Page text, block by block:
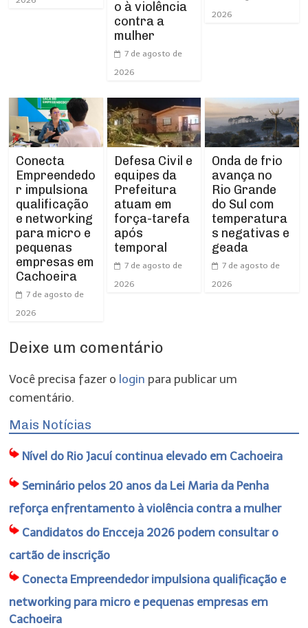
o à violência
contra a
mulher
7 de agosto de
2026
2026
Conecta
Empreendedo
r impulsiona
qualificação
e networking
para micro e
pequenas
empresas em
Cachoeira
7 de agosto de
2026
Defesa Civil e
equipes da
Prefeitura
atuam em
força-tarefa
após
temporal
7 de agosto de
2026
Onda de frio
avança no
Rio Grande
do Sul com
temperatura
s negativas e
geada
7 de agosto de
2026
Deixe um comentário
Você precisa fazer o login para publicar um
comentário.
Mais Notícias
Nível do Rio Jacuí continua elevado em Cachoeira
Seminário pelos 20 anos da Lei Maria da Penha
reforça enfrentamento à violência contra a mulher
Candidatos do Encceja 2026 podem consultar o
cartão de inscrição
Conecta Empreendedor impulsiona qualificação e
networking para micro e pequenas empresas em
Cachoeira